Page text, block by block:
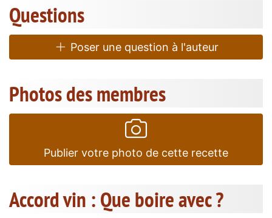
Questions
Poser une question à l'auteur
Photos des membres
Publier votre photo de cette recette
Accord vin : Que boire avec ?